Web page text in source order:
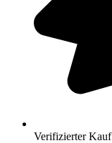
Verifizierter Kauf